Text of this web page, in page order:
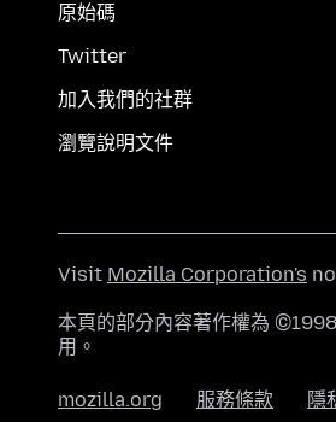
原始碼
Twitter
加入我們的社群
瀏覽說明文件
Visit Mozilla Corporation's
本頁的部分內容著作權為
用。
mozilla.org 服務條款 隱